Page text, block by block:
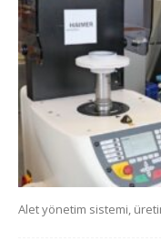
Alet yönetim sistemi,